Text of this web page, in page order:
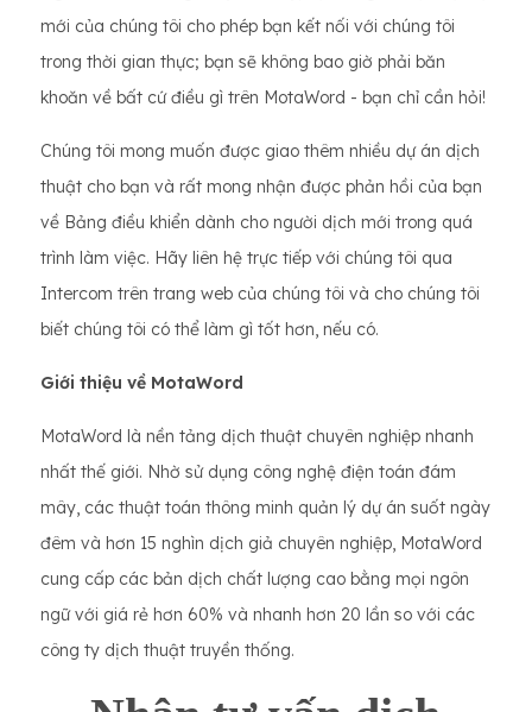
mới của chúng tôi cho phép bạn kết nối với chúng tôi
trong thời gian thực; bạn sẽ không bao giờ phải băn
khoăn về bất cứ điều gì trên MotaWord - bạn chỉ cần hỏi!
Chúng tôi mong muốn được giao thêm nhiều dự án dịch
thuật cho bạn và rất mong nhận được phản hồi của bạn
về Bảng điều khiển dành cho người dịch mới trong quá
trình làm việc. Hãy liên hệ trực tiếp với chúng tôi qua
Intercom trên trang web của chúng tôi và cho chúng tôi
biết chúng tôi có thể làm gì tốt hơn, nếu có.
Giới thiệu về MotaWord
MotaWord là nền tảng dịch thuật chuyên nghiệp nhanh
nhất thế giới. Nhờ sử dụng công nghệ điện toán đám
mây, các thuật toán thông minh quản lý dự án suốt ngày
đêm và hơn 15 nghìn dịch giả chuyên nghiệp, MotaWord
cung cấp các bản dịch chất lượng cao bằng mọi ngôn
ngữ với giá rẻ hơn 60% và nhanh hơn 20 lần so với các
công ty dịch thuật truyền thống.